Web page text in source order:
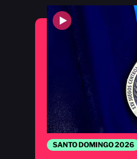
SANTO DOMINGO 2026